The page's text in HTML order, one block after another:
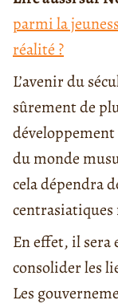
parmi la
réalité ?
L’avenir du
sûrement de
développement
du monde
cela dépendra
centrasiatiques
En effet, il sera
consolider les
Les